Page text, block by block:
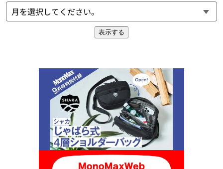
表示する